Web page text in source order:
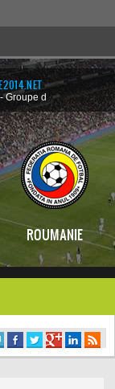
Groupe d
ROUMANIE